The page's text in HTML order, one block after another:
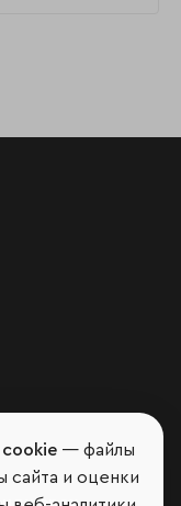
cookie — файлы
сайта и оценки